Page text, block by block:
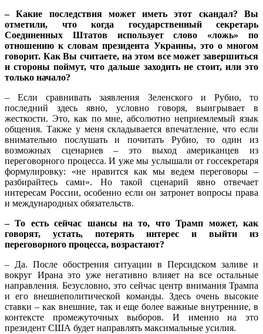
– Какие последствия может иметь этот скандал? Вы
отметили, что когда государственный секретарь
Соединенных Штатов использует слово «ложь» по
отношению к словам президента Украины, это о многом
говорит. Как Вы считаете, на этом все может завершиться
и стороны поймут, что дальше заходить не стоит, или это
только начало?
– Если сравнивать заявления Зеленского и Рубио, то
последний здесь явно, условно говоря, выигрывает в
жесткости. Это, как по мне, абсолютно неприемлемый язык
общения. Также у меня складывается впечатление, что если
внимательно послушать и почитать Рубио, то один из
возможных сценариев – это выход американцев из
переговорного процесса. И уже мы услышали от госсекретаря
формулировку: «не нравится как мы ведем переговоры –
разбирайтесь сами». Но такой сценарий явно отвечает
интересам России, особенно если он затронет вопросы права
и международных обязательств.
– То есть сейчас шансы на то, что Трамп может, как
говорят, устать, потерять интерес и выйти из
переговорного процесса, возрастают?
– Да. После обострения ситуации в Персидском заливе и
вокруг Ирана это уже негативно влияет на все остальные
направления. Безусловно, это сейчас центр внимания Трампа
и его внешнеполитической команды. Здесь очень высокие
ставки – как внешние, так и еще более важные внутренние, в
контексте промежуточных выборов. И именно на это
президент США будет направлять максимальные усилия.